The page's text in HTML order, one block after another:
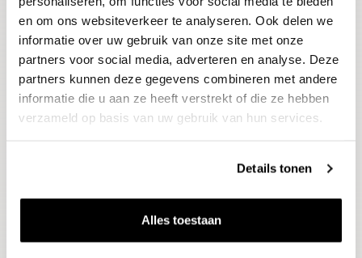
en om ons websiteverkeer te analyseren. Ook delen we
informatie over uw gebruik van onze site met onze
partners voor social media, adverteren en analyse. Deze
partners kunnen deze gegevens combineren met andere
informatie die u aan ze heeft verstrekt of die ze hebben
verzameld op basis van uw gebruik van hun services.
Details tonen
Alles toestaan
E-mailadres
Aanmelden